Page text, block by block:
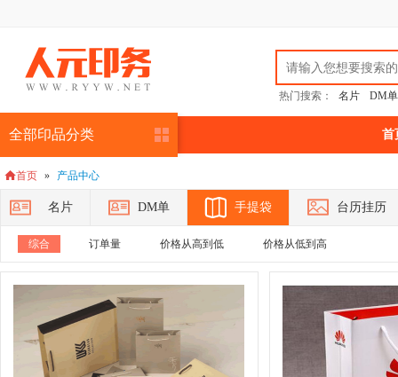
热门搜索： 名片 DM单
全部印品分类 首
首页 » 产品中心
名片 DM单 手提袋 台历挂历
综合 订单量 价格从高到低 价格从低到高